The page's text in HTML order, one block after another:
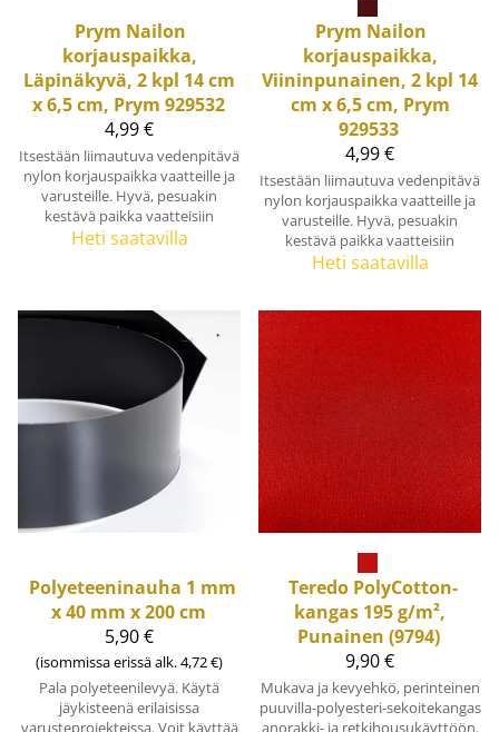
Prym Nailon
korjauspaikka,
Läpinäkyvä, 2 kpl 14 cm
x 6,5 cm, Prym 929532
4,99 €
Itsestään liimautuva vedenpitävä
nylon korjauspaikka vaatteille ja
varusteille. Hyvä, pesuakin
kestävä paikka vaatteisiin
Heti saatavilla
Prym Nailon
korjauspaikka,
Viininpunainen, 2 kpl 14
cm x 6,5 cm, Prym
929533
4,99 €
Itsestään liimautuva vedenpitävä
nylon korjauspaikka vaatteille ja
varusteille. Hyvä, pesuakin
kestävä paikka vaatteisiin
Heti saatavilla
Polyeteeninauha 1 mm
x 40 mm x 200 cm
5,90 €
(isommissa erissä alk. 4,72 €)
Pala polyeteenilevyä. Käytä
jäykisteenä erilaisissa
varusteprojekteissa. Voit käyttää
Teredo PolyCotton-
kangas 195 g/m²,
Punainen (9794)
9,90 €
Mukava ja kevyehkö, perinteinen
puuvilla-polyesteri-sekoitekangas
anorakki- ja retkihousukäyttöön.